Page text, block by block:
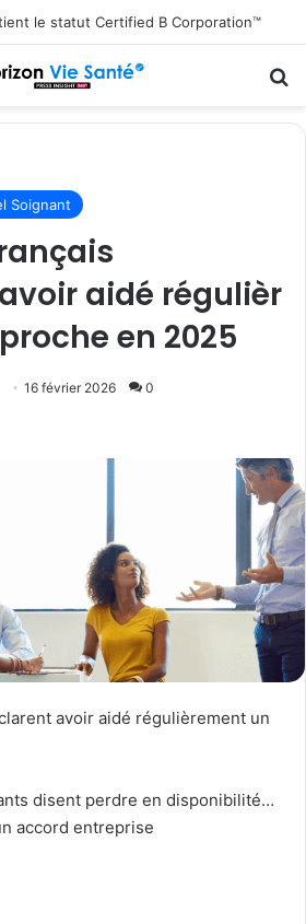
le statut Certified B Corporation™
Soignant
aidé régulièr
en 2025
16 février 2026 0
avoir aidé régulièrement un
disent perdre en disponibilité…
accord entreprise